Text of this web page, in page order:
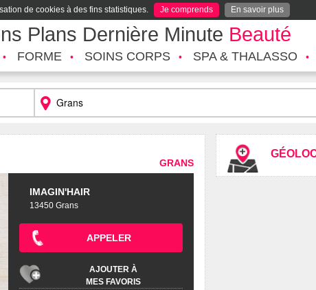
de cookies à des fins statistiques. Je comprends En savoir plus
Plans Dernière Minute Beauté
FORME SOINS CORPS SPA & THALASSO
GRANS
IMAGIN'HAIR
13450 Grans
APPELER
AJOUTER À
MES FAVORIS